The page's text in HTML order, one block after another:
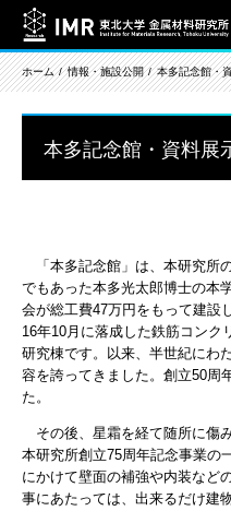
ホーム 情報・施設公開 本多記念館・
本多記念館・資料展
「本多記念館」は、本研究所
でもあった本多光太郎博士の本
会が総工費47万円をもって建設
16年10月に落成した鉄筋コンク
研究棟です。以来、半世紀にわ
容を誇ってきました。創立50周
た。
その後、星霜を経て随所に傷
本研究所創立75周年記念事業の
にかけて壁面の補強や内装など
事にあたっては、出来るだけ建